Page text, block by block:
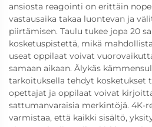
ansiosta reagointi on erittäin
vastausaika takaa luontevan ja
piirtämisen. Taulu tukee jopa 20
kosketuspistettä, mikä
useat oppilaat voivat
samaan aikaan. Älykäs
tarkoituksella tehdyt kosketukset
opettajat ja oppilaat voivat
sattumanvaraisia merkintöjä. 4K-
varmistaa, että kaikki sisältö,